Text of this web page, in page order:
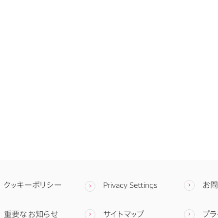
クッキーポリシー Privacy Settings お
重要なお知らせ サイトマップ プ